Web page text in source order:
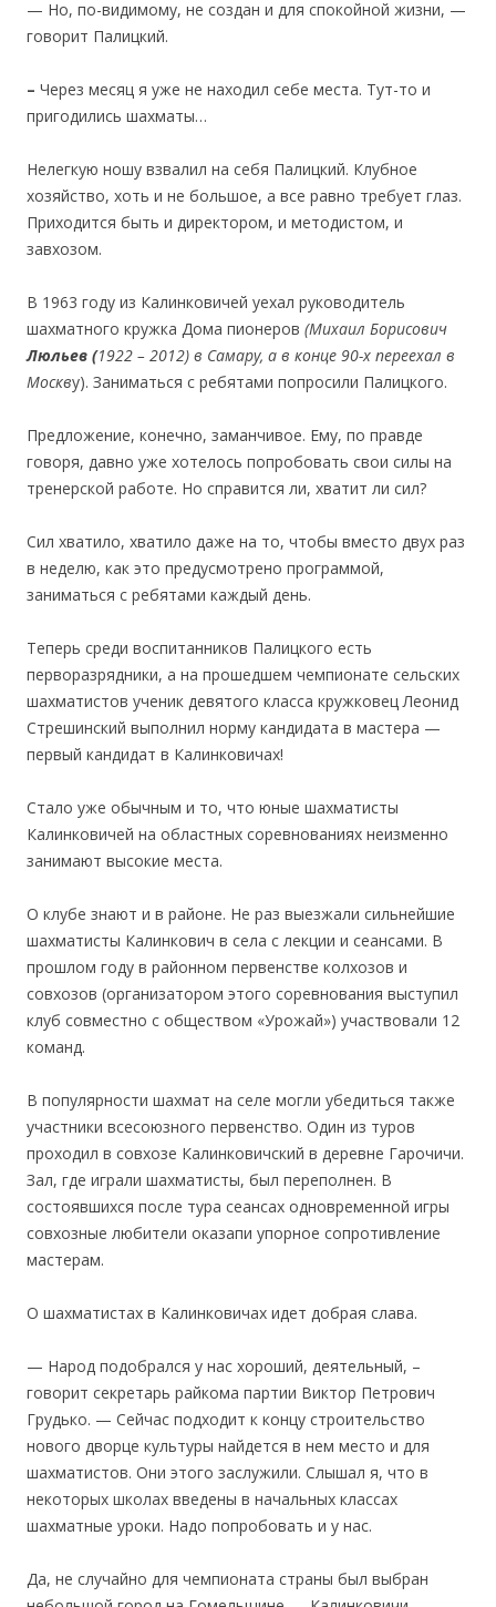
— Но, по-видимому, не создан и для спокойной жизни, —
говорит Палицкий.
– Через месяц я уже не находил себе места. Тут-то и
пригодились шахматы…
Нелегкую ношу взвалил на себя Палицкий. Клубное
хозяйство, хоть и не большое, а все равно требует глаз.
Приходится быть и директором, и методистом, и
завхозом.
В 1963 году из Калинковичей уехал руководитель
шахматного кружка Дома пионеров (Михаил Борисович
Люльев (1922 – 2012) в Самару, а в конце 90-х переехал в
Москву). Заниматься с ребятами попросили Палицкого.
Предложение, конечно, заманчивое. Ему, по правде
говоря, давно уже хотелось попробовать свои силы на
тренерской работе. Но справится ли, хватит ли сил?
Сил хватило, хватило даже на то, чтобы вместо двух раз
в неделю, как это предусмотрено программой,
заниматься с ребятами каждый день.
Теперь среди воспитанников Палицкого есть
перворазрядники, а на прошедшем чемпионате сельских
шахматистов ученик девятого класса кружковец Леонид
Стрешинский выполнил норму кандидата в мастера —
первый кандидат в Калинковичах!
Стало уже обычным и то, что юные шахматисты
Калинковичей на областных copeвнованиях неизменно
занимают высокие места.
О клубе знают и в районе. Не раз выезжали сильнейшие
шахматисты Калинкович в села с лекции и сеансами. В
прошлом году в районном первенстве колхозов и
совхозов (организатором этого соревнования выступил
клуб совместно с обществом «Урожай») участвовали 12
команд.
В популярности шахмат на селе могли убедиться также
участники всесоюзного первенство. Один из туров
проходил в совхозе Калинковичский в деревне Гарочичи.
Зал, где играли шахматисты, был переполнен. В
состоявшихся после тура сеансах одновременной игры
совхозные любители оказапи упорное сопротивление
мастерам.
О шахматистах в Калинковичах идет добрая слава.
— Народ подобрался у нас хороший, деятельный, –
говорит секретарь райкома партии Виктор Петрович
Грудько. — Сейчас подходит к концу строительство
нового дворце культуры найдется в нем место и для
шахматистов. Они этого заслужили. Слышал я, что в
некоторых школах введены в начальных классах
шахматные уроки. Надо попробовать и у нас.
Да, не случайно для чемпионата страны был выбран